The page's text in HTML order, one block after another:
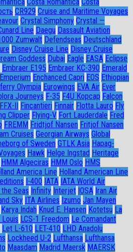
Costa Romantica Costa
CR929 Cruise and Maritime Voyages
Crystal Simphony Crystal —
Line Daegu Dassault Aviation
Zumwalt Defendseas Deutschland
Disney Cruise Line Disney Cruise
Goddess Dubai Eagle EASA Eclipse
Embraer E195 Embraer KC-390 Emerald
Emperium Enchanced Capri EOS Ethiopian
Olympia Eurowings EVA Air Ever
Journeys F-35 F4U Корсар Falcon
FFX-II Fincantieri Finnair Flotta Lauro Fly
Clipper Flying-V Fort Lauderdale Fred
FREMM Fridtjof Nansen Fritjof Nansen
Cruises Georgian Airways Global
of Sweden GTLK Asia Hapag-
Hawk Helge Ingstad Heritage
HMM Algeciras HMM Oslo HMS
America Line Holland American Line
I-400 IATA IATA World Air
Seas Infinity Interjet IOSA Iran Air
Sky ITA Airlines Izumo Jan Mayen
Karya Indah Knud E. Hansen Kotetsu La
Louis LCS-1 Freedom Le Comandant
Let L-610 LET-410 LHD Anadolu
Lockheed U-2 Lufthansa Lufthansa
Maasdam Madrid Maersk MAERSK